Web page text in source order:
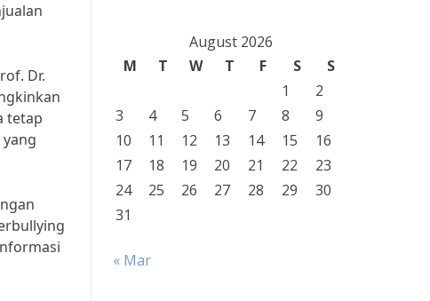
Dr.
tetap
August 2026
M
T W T F S
S
1
2
3
4 5 6 7 8
9
10
11 12 13 14 15
16
17
18 19 20 21 22
23
24
25 26 27 28 29
30
31
« Mar